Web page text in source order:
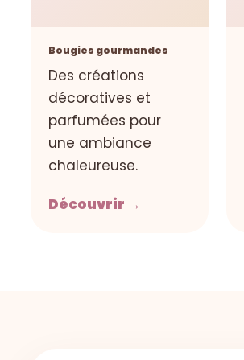
Bougies gourmandes
Des créations
décoratives et
parfumées pour
une ambiance
chaleureuse.
Découvrir →